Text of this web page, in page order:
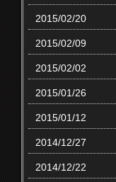
2015/02/20
2015/02/09
2015/02/02
2015/01/26
2015/01/12
2014/12/27
2014/12/22